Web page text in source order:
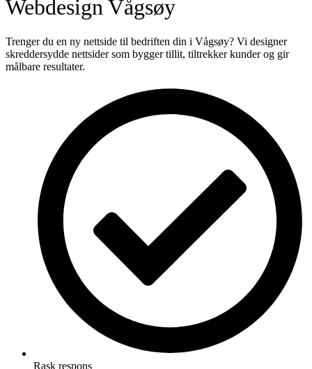
WebdesignVågsøy
Trenger du en ny nettside til bedriften din i Vågsøy? Vi designer
skreddersydde nettsider som bygger tillit, tiltrekker kunder og gir
målbare resultater.
Rask respons